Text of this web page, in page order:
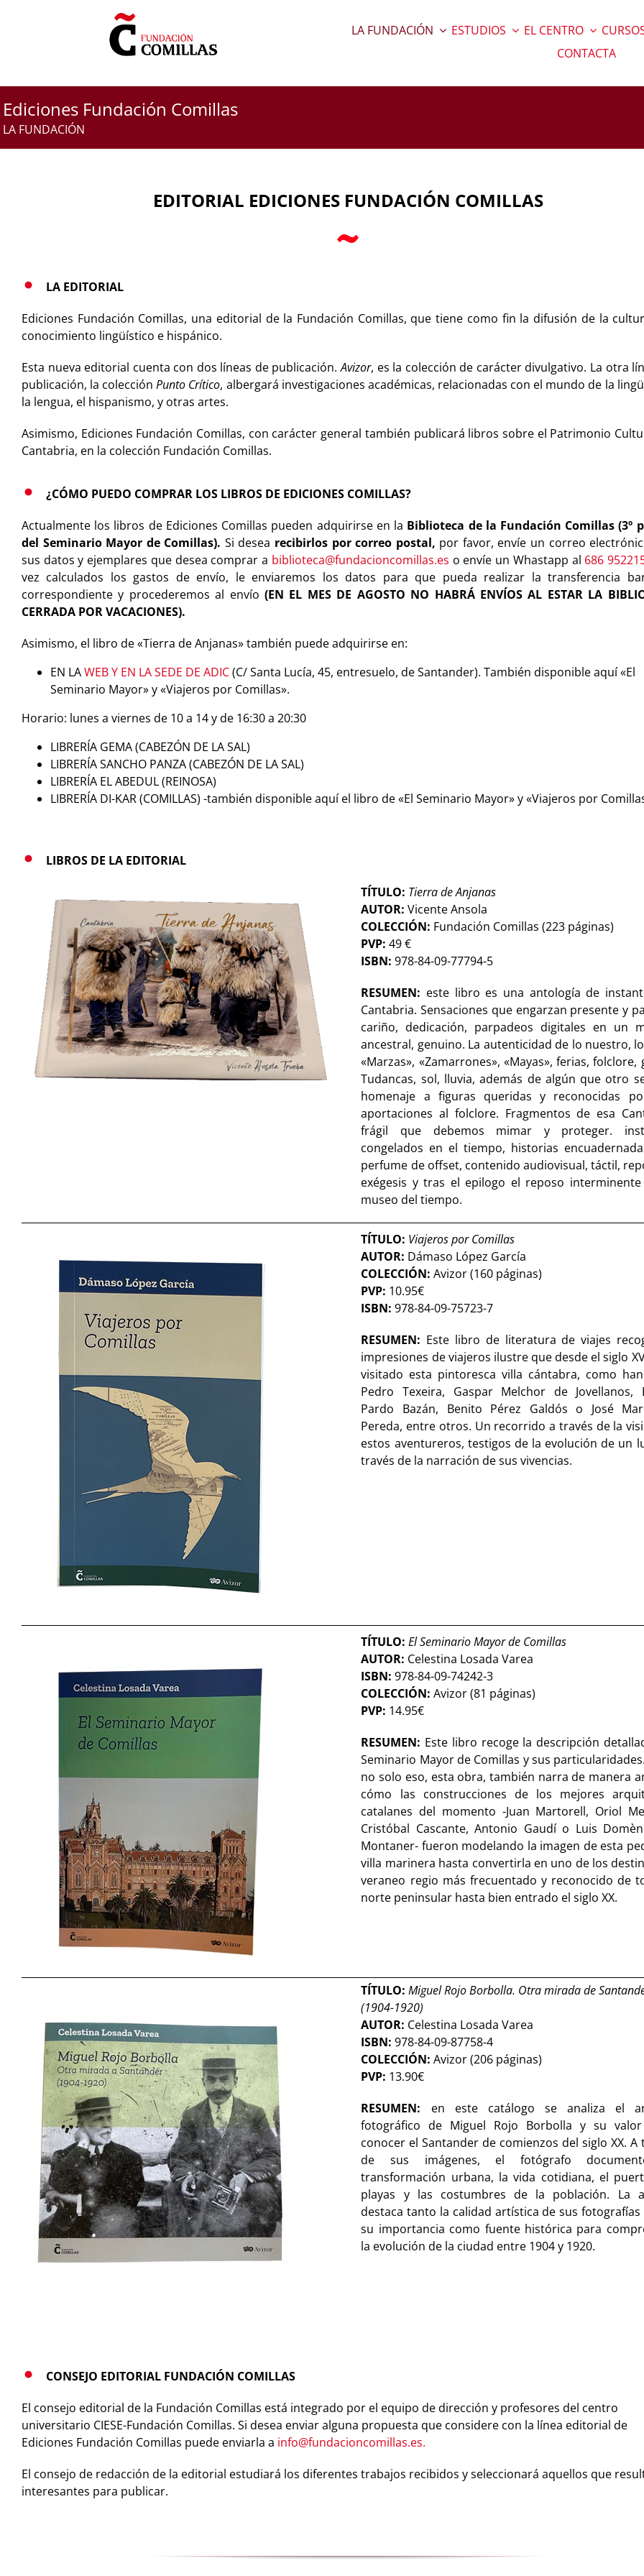
LA FUNDACIÓN ESTUDIOS EL CENTRO
CONTACTA
Ediciones Fundación Comillas
LA FUNDACIÓN
EDITORIAL EDICIONES FUNDACIÓN COMILLAS
LA EDITORIAL
Ediciones Fundación Comillas, una editorial de la Fundación Comillas, que tiene como fin la difusión de la
conocimiento lingüístico e hispánico.
Esta nueva editorial cuenta con dos líneas de publicación.Avizor, es la colección de carácter divulgativo. La otra
publicación, la colecciónPunto Crítico, albergará investigaciones académicas, relacionadas con el mundo de la
la lengua, el hispanismo, y otras artes.
Asimismo, Ediciones Fundación Comillas, con carácter general también publicará libros sobre el Patrimonio
Cantabria, en la colección Fundación Comillas.
¿CÓMO PUEDO COMPRAR LOS LIBROS DE EDICIONES COMILLAS?
Actualmente los libros de Ediciones Comillas pueden adquirirse en la Biblioteca de la Fundación Comillas (3º
del Seminario Mayor de Comillas). Si desea recibirlos por correo postal, por favor, envíe un correo
sus datos y ejemplares que desea comprar a biblioteca@fundacioncomillas.es o envíe un Whastapp al 686
vez calculados los gastos de envío, le enviaremos los datos para que pueda realizar la transferencia
correspondiente y procederemos al envío (EN EL MES DE AGOSTO NO HABRÁ ENVÍOS AL ESTAR LA
CERRADA POR VACACIONES).
Asimismo, el libro de «Tierra de Anjanas» también puede adquirirse en:
EN LAWEB Y EN LA SEDE DE ADIC(C/ Santa Lucía, 45, entresuelo, de Santander). También disponible aquí «El
Seminario Mayor» y «Viajeros por Comillas».
Horario: lunes a viernes de 10 a 14 y de 16:30 a 20:30
LIBRERÍA GEMA (CABEZÓN DE LA SAL)
LIBRERÍA SANCHO PANZA (CABEZÓN DE LA SAL)
LIBRERÍA EL ABEDUL (REINOSA)
LIBRERÍA DI-KAR (COMILLAS) -también disponible aquí el libro de «El Seminario Mayor» y «Viajeros por
LIBROS DE LA EDITORIAL
TÍTULO: Tierra de Anjanas
AUTOR:Vicente Ansola
COLECCIÓN: Fundación Comillas (223 páginas)
PVP: 49 €
ISBN: 978-84-09-77794-5
RESUMEN: este libro es una antología de
Cantabria. Sensaciones que engarzan presente y
cariño, dedicación, parpadeos digitales en un
ancestral, genuino. La autenticidad de lo nuestro,
«Marzas», «Zamarrones», «Mayas», ferias, folclore,
Tudancas, sol, lluvia, además de algún que otro
homenaje a figuras queridas y reconocidas
aportaciones al folclore. Fragmentos de esa
frágil que debemos mimar y proteger.
congelados en el tiempo, historias
perfume de offset, contenido audiovisual, táctil,
exégesis y tras el epilogo el reposo
museo del tiempo.
TÍTULO: Viajeros por Comillas
AUTOR: Dámaso López García
COLECCIÓN: Avizor (160 páginas)
PVP: 10.95€
ISBN: 978-84-09-75723-7
RESUMEN: Este libro de literatura de viajes
impresiones de viajeros ilustre que desde el siglo
visitado esta pintoresca villa cántabra, como
Pedro Texeira, Gaspar Melchor de Jovellanos,
Pardo Bazán, Benito Pérez Galdós o José
Pereda, entre otros. Un recorrido a través de la
estos aventureros, testigos de la evolución de un
través de la narración de sus vivencias.
TÍTULO:El Seminario Mayor de Comillas
AUTOR: Celestina Losada Varea
ISBN: 978-84-09-74242-3
COLECCIÓN: Avizor (81 páginas)
PVP: 14.95€
RESUMEN: Este libro recoge la descripción
Seminario Mayor de Comillas y sus
no solo eso, esta obra, también narra de manera
cómo las construcciones de los mejores
catalanes del momento -Juan Martorell, Oriol
Cristóbal Cascante, Antonio Gaudí o Luis
Montaner- fueron modelando la imagen de esta
villa marinera hasta convertirla en uno de los
veraneo regio más frecuentado y reconocido de
norte peninsular hasta bien entrado el siglo XX.
TÍTULO:Miguel Rojo Borbolla. Otra mirada de
(1904-1920)
AUTOR: Celestina Losada Varea
ISBN: 978-84-09-87758-4
COLECCIÓN: Avizor (206 páginas)
PVP: 13.90€
RESUMEN: en este catálogo se analiza el
fotográfico de Miguel Rojo Borbolla y su
conocer el Santander de comienzos del siglo XX. A
de sus imágenes, el fotógrafo
transformación urbana, la vida cotidiana, el
playas y las costumbres de la población. La
destaca tanto la calidad artística de sus
su importancia como fuente histórica para
la evolución de la ciudad entre 1904 y 1920.
CONSEJO EDITORIAL FUNDACIÓN COMILLAS
El consejo editorial de la Fundación Comillas está integrado por el equipo de dirección y profesores del centro
universitario CIESE-Fundación Comillas. Si desea enviar alguna propuesta que considere con la línea editorial de
Ediciones Fundación Comillas puede enviarla a info@fundacioncomillas.es.
El consejo de redacción de la editorial estudiará los diferentes trabajos recibidos y seleccionará aquellos que
interesantes para publicar.